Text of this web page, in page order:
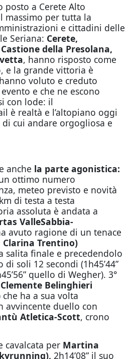
posto a Cerete Alto
massimo per tutta la
e cittadini delle
Seriana: Cerete,
della Presolana,
, hanno risposto come
e la grande vittoria è
voluto e creduto
e che ne escono
con lode: il
è realtà e l’altopiano oggi
di cui andare orgogliosa e
anche la parte agonistica:
ottimo numero
meteo previsto e novità
di testa a testa
assoluta è andata a
ValleSabbia-
avuto ragione di un tenace
Clarina Trentino)
salita finale e precedendolo
di soli 12 secondi (1h45’44”
quello di Wegher). 3°
Clemente Belinghieri
che ha a sua volta
avvincente duello con
Atletica-Scott, crono
cavalcata per Martina
2h14’08” il suo